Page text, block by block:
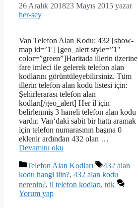
26 Aralık 201823 Mayıs 2015 yazar
her-sey
Van Telefon Alan Kodu: 432 [show-
map id=’1′] [geo_alert style=”1″
color=”green”]Haritada illerin üzerine
fare imleci ile gelerek telefon alan
kodlarını görüntüleyebilirsiniz. Tüm
illerin telefon alan kodu listesi için:
Şehirlerarası telefon alan
kodları[/geo_alert] Her il için
belirlenmiş 3 haneli telefon alan kodu
vardır. Van‘daki sabit bir hattı aramak
için telefon numarasının başına 0
eklenir ardından 432 olan …
Devamını oku
Kategoriler
Telefon Alan Kodları Etiketler
432 alan
kodu hangi ilin?, 432 alan kodu
nerenin?, il telefon kodları, tdk
Yorum yap